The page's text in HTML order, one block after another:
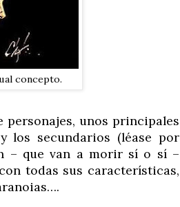
concepto.
personajes, unos principales
los secundarios (léase por
– que van a morir sí o sí –
todas sus características,